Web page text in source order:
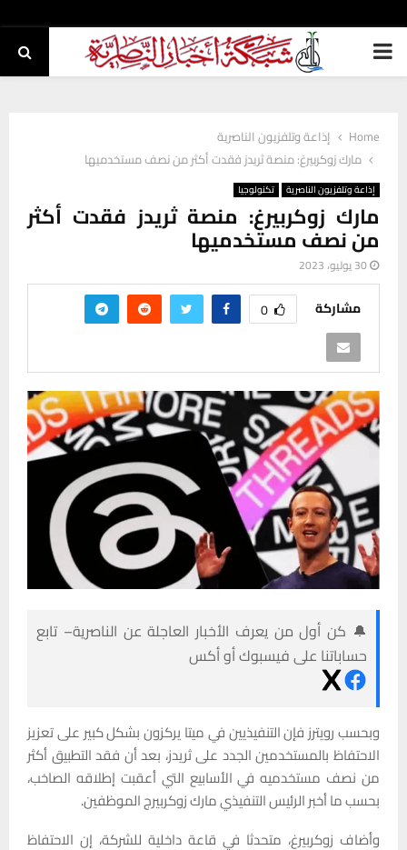
PRIMARY
Home
إذاعة وتلفزيون الناصرية
مارك زوكربيرغ: منصة ثريدز فقدت أكثر من نصف مستخدميها
إذاعة وتلفزيون الناصرية تكنولوجيا
مارك زوكربيرغ: منصة ثريدز فقدت أكثر
من نصف مستخدميها
30 يوليو، 2023
مشاركة 0
🔔 كن أول من يعرف الأخبار العاجلة عن الناصرية– تابع
حساباتنا على فيسبوك أو أكس
وبحسب رويترز فإن التنفيذيين في ميتا يركزون بشكل كبير على تعزيز
الاحتفاظ بالمستخدمين الجدد على ثريدز، بعد أن فقد التطبيق أكثر
من نصف مستخدميه في الأسابيع التي أعقبت إطلاقه الصاخب،
بحسب ما أخبر الرئيس التنفيذي مارك زوكربيرج الموظفين.
وأضاف زوكربيرغ، متحدثا في قاعة داخلية للشركة، إن الاحتفاظ